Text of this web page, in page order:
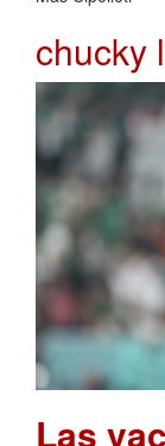
chucky
Las